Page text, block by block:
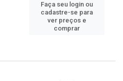
Faça seu login ou
cadastre-se para
ver preços e
comprar